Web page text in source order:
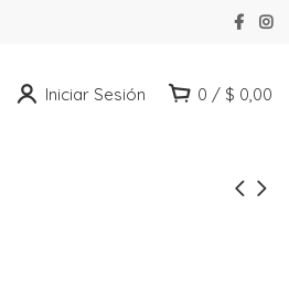
Iniciar Sesión 0 / $ 0,00